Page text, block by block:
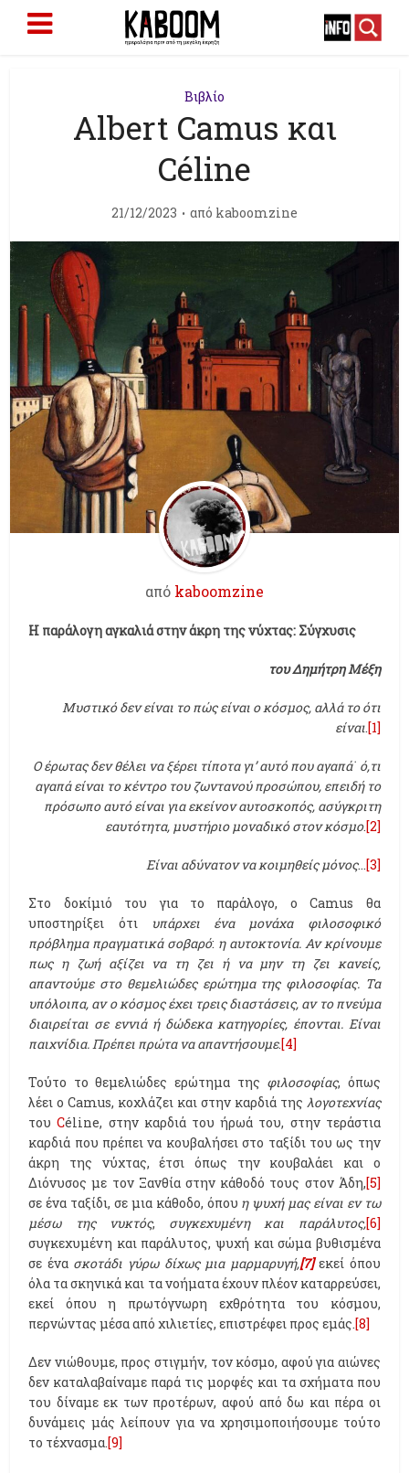
Βιβλίο
Albert Camus και
Céline
21/12/2023 από kaboomzine
από kaboomzine
Η παράλογη αγκαλιά στην άκρη της νύχτας: Σύγχυσις
του Δημήτρη Μέξη
Μυστικό δεν είναι το πώς είναι ο κόσμος, αλλά το ότι
είναι.[1]
Ο έρωτας δεν θέλει να ξέρει τίποτα γι’ αυτό που αγαπά˙ ό,τι
αγαπά είναι το κέντρο του ζωντανού προσώπου, επειδή το
πρόσωπο αυτό είναι για εκείνον αυτοσκοπός, ασύγκριτη
εαυτότητα, μυστήριο μοναδικό στον κόσμο.[2]
Είναι αδύνατον να κοιμηθείς μόνος…[3]
Στο δοκίμιό του για το παράλογο, ο Camus θα
υποστηρίξει ότι
υπάρχει ένα μονάχα φιλοσοφικό
πρόβλημα πραγματικά σοβαρό: η αυτοκτονία. Αν κρίνουμε
πως η ζωή αξίζει να τη ζει ή να μην τη ζει κανείς,
απαντούμε στο θεμελιώδες ερώτημα της φιλοσοφίας. Τα
υπόλοιπα, αν ο κόσμος έχει τρεις διαστάσεις, αν το πνεύμα
διαιρείται σε εννιά ή δώδεκα κατηγορίες, έπονται. Είναι
παιχνίδια. Πρέπει πρώτα να απαντήσουμε.[4]
Τούτο το θεμελιώδες ερώτημα της φιλοσοφίας, όπως
λέει ο Camus, κοχλάζει και στην καρδιά της λογοτεχνίας
τουCéline, στην καρδιά του ήρωά του, στην τεράστια
καρδιά που πρέπει να κουβαλήσει στο ταξίδι του ως την
άκρη της νύχτας, έτσι όπως την κουβαλάει και ο
Διόνυσος με τον Ξανθία στην κάθοδό τους στον Άδη,[5]
σε ένα ταξίδι, σε μια κάθοδο, όπου η ψυχή μας είναι εν τω
μέσω της νυκτός, συγκεχυμένη και παράλυτος,[6]
συγκεχυμένη και παράλυτος, ψυχή και σώμα βυθισμένα
σε ένα σκοτάδι γύρω δίχως μια μαρμαρυγή,[7]εκεί όπου
όλα τα σκηνικά και τα νοήματα έχουν πλέον καταρρεύσει,
εκεί όπου η πρωτόγνωρη εχθρότητα του κόσμου,
περνώντας μέσα από χιλιετίες, επιστρέφει προς εμάς.[8]
Δεν νιώθουμε, προς στιγμήν, τον κόσμο, αφού για αιώνες
δεν καταλαβαίναμε παρά τις μορφές και τα σχήματα που
του δίναμε εκ των προτέρων, αφού από δω και πέρα οι
δυνάμεις μάς λείπουν για να χρησιμοποιήσουμε τούτο
το τέχνασμα.[9]